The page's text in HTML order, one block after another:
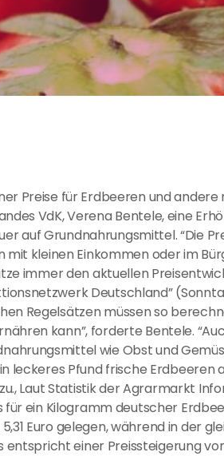
Preise für Erdbeeren und
VdK, Verena Bentele, eine
auf Grundnahrungsmittel. “Die
mit kleinen Einkommen oder im
immer den aktuellen
Deutschland”
Regelsätzen müssen so
kann”, forderte Bentele.
wie Obst und
leckeres Pfund frische Erdbeeren
Laut Statistik der Agrarmarkt
ein Kilogramm deutscher
Euro gelegen, während in der
entspricht einer Preissteigerung